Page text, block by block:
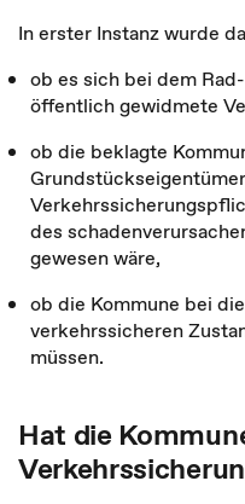
In erster Instanz wurde
ob es sich bei dem
öffentlich gewidmete
ob die beklagte
des
gewesen wäre,
ob die Kommune bei
verkehrssicheren
müssen.
Hat die